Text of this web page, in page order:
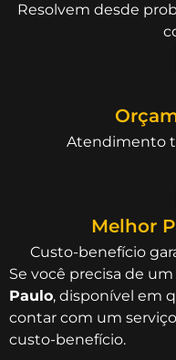
Resolvem desde
Atendimento
Melhor
Custo-benefício
Se você precisa de um
Paulo, disponível em
contar com um
custo-benefício.